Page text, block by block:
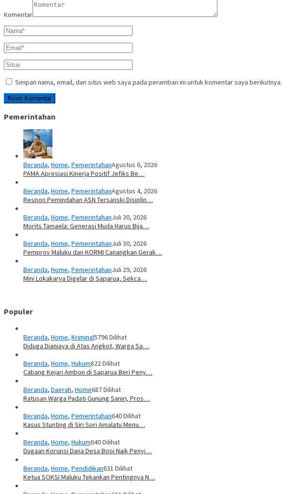
Komentar
Simpan nama, email, dan situs web saya pada peramban ini untuk komentar saya berikutnya.
Pemerintahan
Beranda, Home, PemerintahanAgustus 6, 2026
PAMA Apresiasi Kinerja Positif Jefiks Be…
Beranda, Home, PemerintahanAgustus 4, 2026
Respon Pemindahan ASN Tersanski Disiplin…
Beranda, Home, PemerintahanJuli 30, 2026
Morits Tamaela: Generasi Muda Harus Bija…
Beranda, Home, PemerintahanJuli 30, 2026
Pemprov Maluku dan KORMI Canangkan Gerak…
Beranda, Home, PemerintahanJuli 29, 2026
Mini Lokakarya Digelar di Saparua, Sekca…
Populer
Beranda, Home, Kriminal5796 Dilihat
Diduga Dianiaya di Atas Angkot, Warga Sa…
Beranda, Home, Hukum822 Dilihat
Cabang Kejari Ambon di Saparua Beri Peny…
Beranda, Daerah, Home687 Dilihat
Ratusan Warga Padati Gunung Saniri, Pros…
Beranda, Home, Pemerintahan640 Dilihat
Kasus Stunting di Siri Sori Amalatu Menu…
Beranda, Home, Hukum640 Dilihat
Dugaan Korupsi Dana Desa Booi Naik Penyi…
Beranda, Home, Pendidikan631 Dilihat
Ketua SOKSI Maluku Tekankan Pentingnya N…